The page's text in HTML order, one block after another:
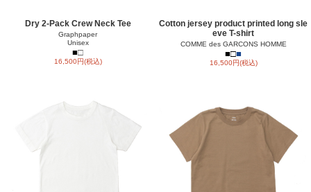
Dry 2-Pack Crew Neck Tee
Graphpaper
Unisex
■□
16,500円(税込)
Cotton jersey product printed long sle
eve T-shirt
COMME des GARCONS HOMME
■□■
16,500円(税込)